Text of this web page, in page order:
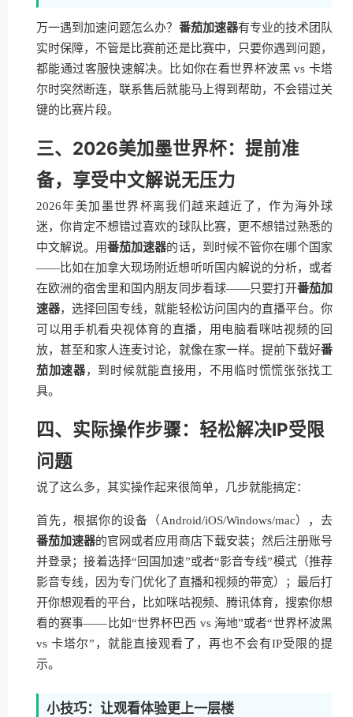
万一遇到加速问题怎么办？ 番茄加速器有专业的技术团队
实时保障，不管是比赛前还是比赛中，只要你遇到问题，
都能通过客服快速解决。比如你在看世界杯波黑 vs 卡塔
尔时突然断连，联系售后就能马上得到帮助，不会错过关
键的比赛片段。
三、2026美加墨世界杯：提前准
备，享受中文解说无压力
2026年美加墨世界杯离我们越来越近了，作为海外球
迷，你肯定不想错过喜欢的球队比赛，更不想错过熟悉的
中文解说。用番茄加速器的话，到时候不管你在哪个国家
——比如在加拿大现场附近想听听国内解说的分析，或者
在欧洲的宿舍里和国内朋友同步看球——只要打开番茄加
速器，选择回国专线，就能轻松访问国内的直播平台。你
可以用手机看央视体育的直播，用电脑看咪咕视频的回
放，甚至和家人连麦讨论，就像在家一样。提前下载好番
茄加速器，到时候就能直接用，不用临时慌慌张张找工
具。
四、实际操作步骤：轻松解决IP受限
问题
说了这么多，其实操作起来很简单，几步就能搞定：
首先，根据你的设备（Android/iOS/Windows/mac），去
番茄加速器的官网或者应用商店下载安装；然后注册账号
并登录；接着选择“回国加速”或者“影音专线”模式（推荐
影音专线，因为专门优化了直播和视频的带宽）；最后打
开你想观看的平台，比如咪咕视频、腾讯体育，搜索你想
看的赛事——比如“世界杯巴西 vs 海地”或者“世界杯波黑
vs 卡塔尔”，就能直接观看了，再也不会有IP受限的提
示。
小技巧：让观看体验更上一层楼